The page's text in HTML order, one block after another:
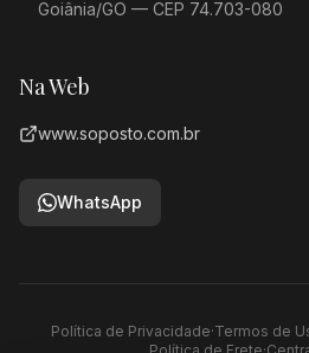
Goiânia/GO — CEP 74.703-080
Na Web
www.soposto.com.br
WhatsApp
Política de Privacidade·Termos de